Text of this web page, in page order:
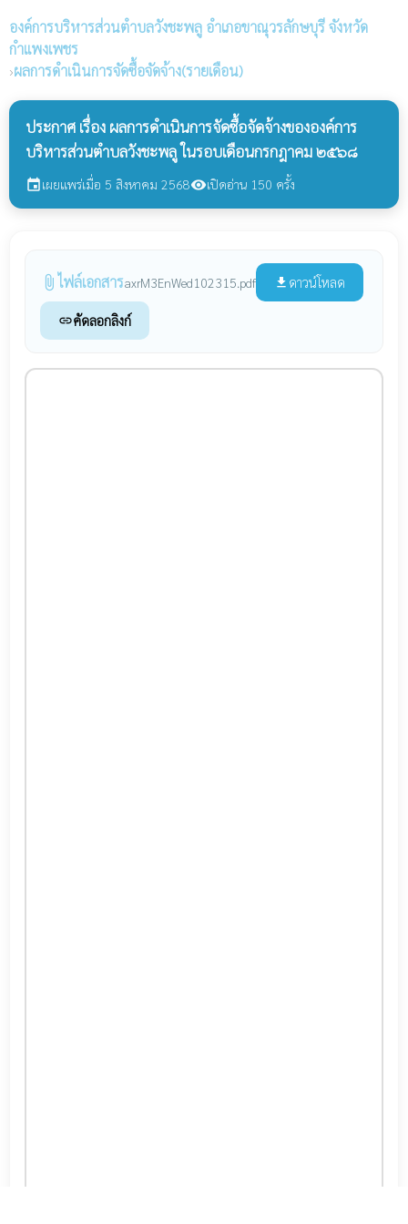
องค์การบริหารส่วนตำบลวังชะพลู อำเภอขาณุวรลักษบุรี จังหวัด
กำแพงเพชร
›ผลการดำเนินการจัดซื้อจัดจ้าง(รายเดือน)
ประกาศ เรื่อง ผลการดำเนินการจัดซื้อจัดจ้างขององค์การ
บริหารส่วนตำบลวังชะพลู ในรอบเดือนกรกฎาคม ๒๕๖๘
eventเผยแพร่เมื่อ 5 สิงหาคม 2568visibilityเปิดอ่าน 150 ครั้ง
attach_file ไฟล์เอกสารaxrM3EnWed102315.pdf file_download ดาวน์โหลด
linkคัดลอกลิงก์